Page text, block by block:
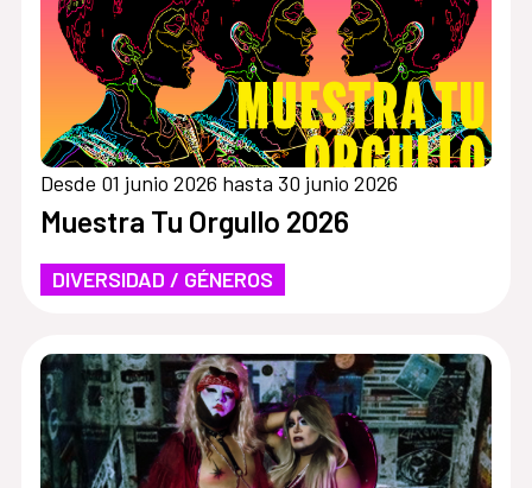
Desde 01 junio 2026 hasta 30 junio 2026
Muestra Tu Orgullo 2026
DIVERSIDAD / GÉNEROS